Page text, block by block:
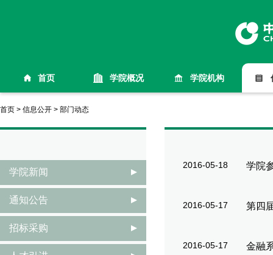
首页 学院概况 学院机构
首页 > 信息公开 > 部门动态
2016-05-18 学院
2016-05-17 第四
2016-05-17 金融
学院新闻
通知公告
招标采购